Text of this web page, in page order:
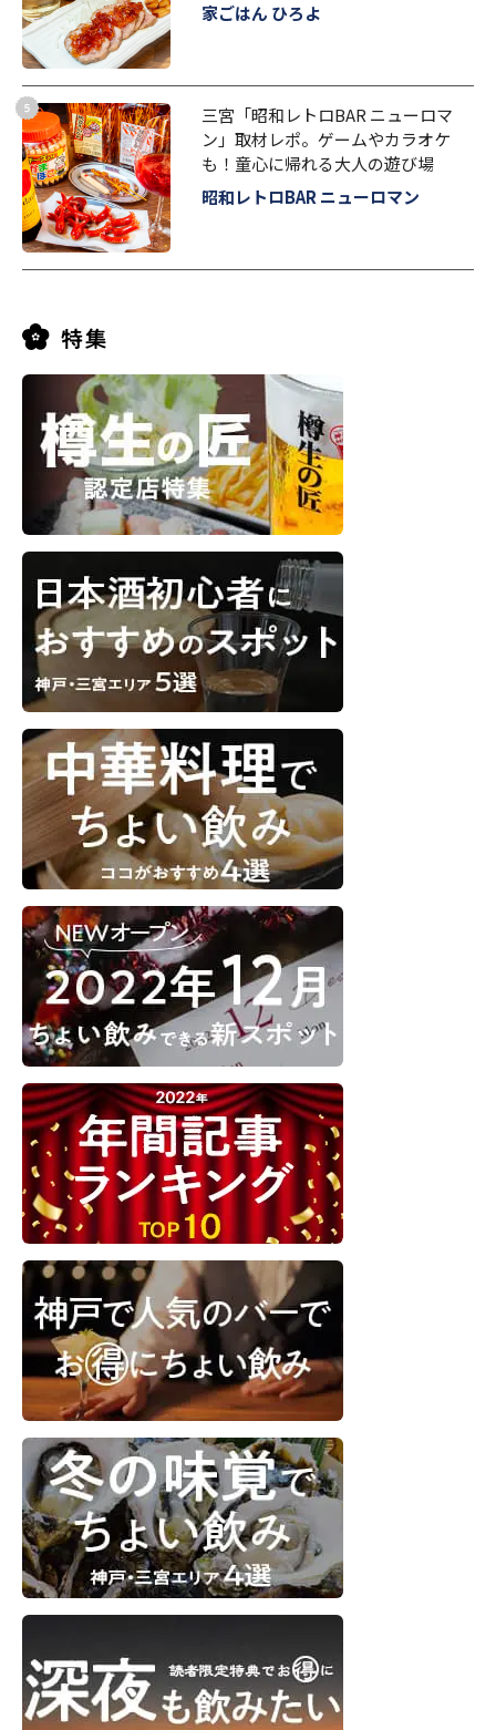
家ごはん ひろよ
三宮「昭和レトロBAR ニューロマ
ン」取材レポ。ゲームやカラオケ
も！童心に帰れる大人の遊び場
昭和レトロBAR ニューロマン